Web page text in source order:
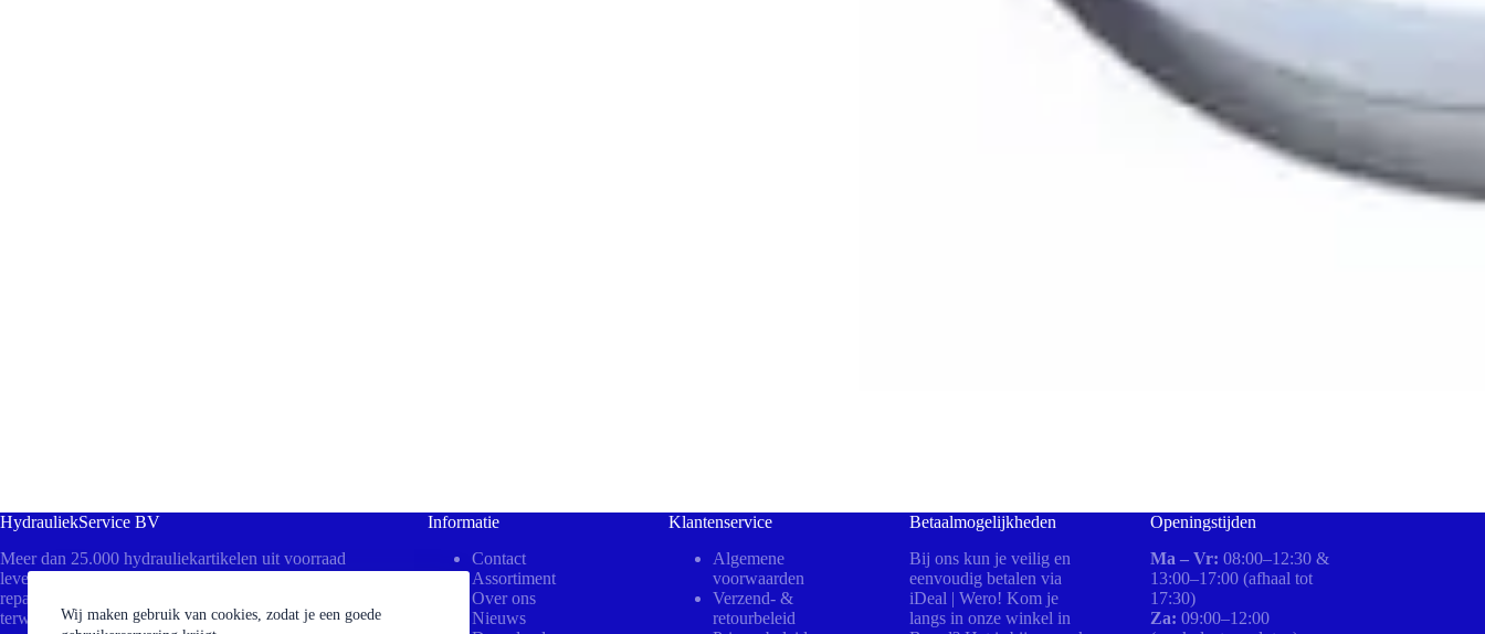
Wij maken gebruik van cookies, zodat je een goede
HydrauliekService BV
Meer dan 25.000 hydrauliekartikelen uit voorraad
leverbaar! Bezoek ons in Beesd voor direct advies,
reparaties aan uw cilinders of het persen van slangen
terwijl u wacht.
Informatie
Contact
Assortiment
Over ons
Nieuws
Klantenservice
Algemene
voorwaarden
Verzend- &
retourbeleid
Betaalmogelijkheden
Bij ons kun je veilig en
eenvoudig betalen via
iDeal | Wero! Kom je
langs in onze winkel in
Openingstijden
Ma – Vr: 08:00–12:30 &
13:00–17:00 (afhaal tot
17:30)
Za: 09:00–12:00